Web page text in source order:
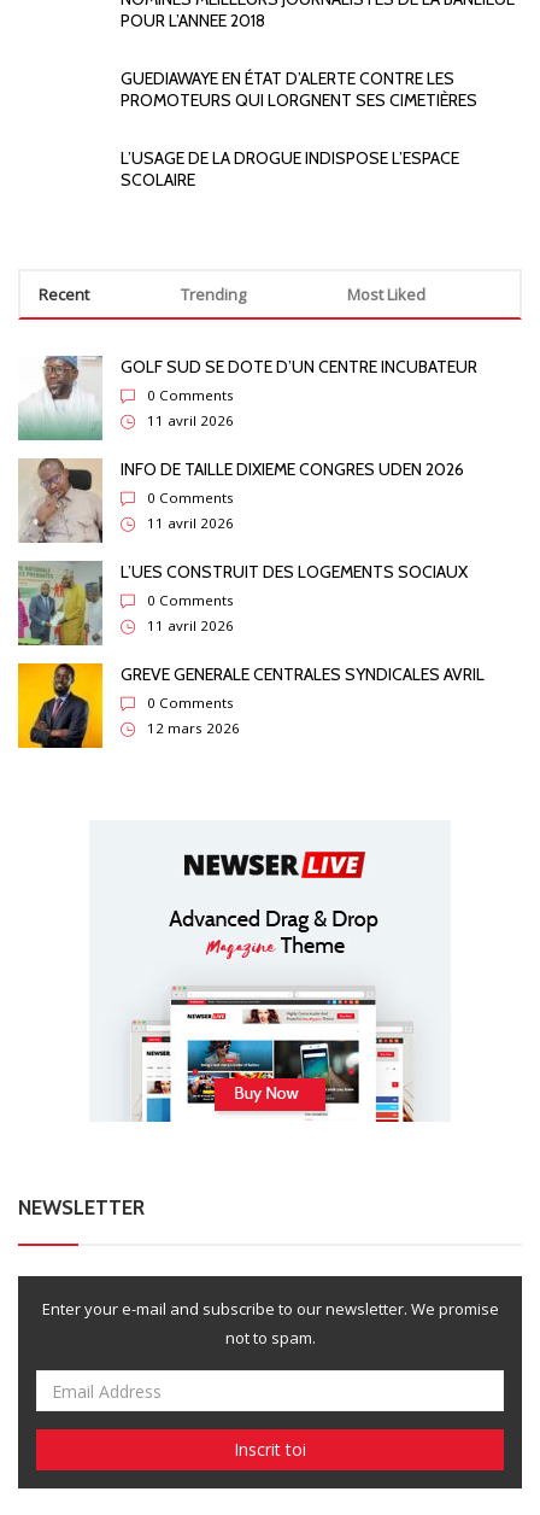
POUR L’ANNEE 2018
GUEDIAWAYE EN ÉTAT D’ALERTE CONTRE LES
PROMOTEURS QUI LORGNENT SES CIMETIÈRES
L’USAGE DE LA DROGUE INDISPOSE L’ESPACE
SCOLAIRE
Recent Trending Most Liked
GOLF SUD SE DOTE D’UN CENTRE INCUBATEUR
0 Comments
11 avril 2026
INFO DE TAILLE DIXIEME CONGRES UDEN 2026
0 Comments
11 avril 2026
L’UES CONSTRUIT DES LOGEMENTS SOCIAUX
0 Comments
11 avril 2026
GREVE GENERALE CENTRALES SYNDICALES AVRIL
0 Comments
12 mars 2026
NEWSLETTER
Enter your e-mail and subscribe to our newsletter. We promise
not to spam.